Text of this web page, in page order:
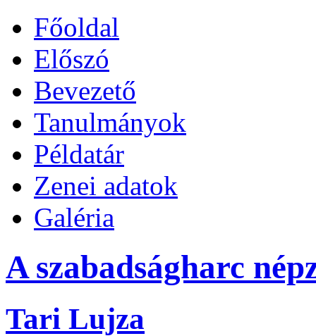
Főoldal
Előszó
Bevezető
Tanulmányok
Példatár
Zenei adatok
Galéria
A szabadságharc
Tari Lujza